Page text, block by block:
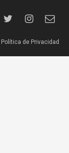
Política de Privacidad